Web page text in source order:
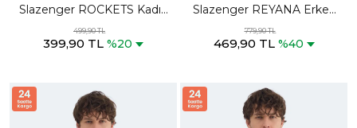
Slazenger ROCKETS Kadın
Lila Tişört
499,90 TL
399,90 TL %20
Slazenger REYANA Erkek
Polo Yaka Siyah Tişört
779,90 TL
469,90 TL %40